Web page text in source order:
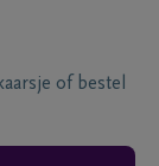
of bestel